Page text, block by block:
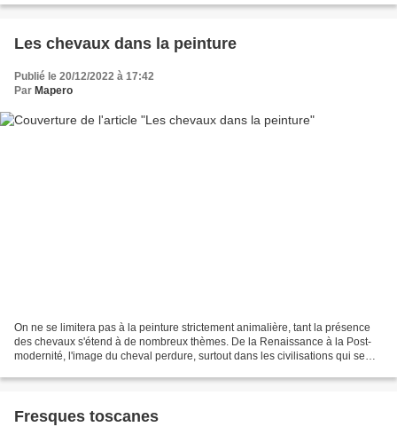
Les chevaux dans la peinture
Publié le 20/12/2022 à 17:42
Par Mapero
On ne se limitera pas à la peinture strictement animalière, tant la présence
des chevaux s'étend à de nombreux thèmes. De la Renaissance à la Post-
modernité, l'image du cheval perdure, surtout dans les civilisations qui se
Fresques toscanes